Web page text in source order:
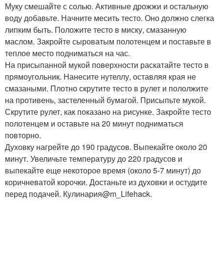
Муку смешайте с солью. Активные дрожжи и остальную
воду добавьте. Начните месить тесто. Оно должно слегка
липким быть. Положите тесто в миску, смазанную
маслом. Закройте сыроватым полотенцем и поставьте в
теплое место подниматься на час.
На присыпанной мукой поверхности раскатайте тесто в
прямоугольник. Нанесите нутеллу, оставляя края не
смазаными. Плотно скрутите тесто в рулет и пололжите
на противень, застеленный бумагой. Присыпьте мукой.
Скрутите рулет, как показано на рисунке. Закройте тесто
полотенцем и оставьте на 20 минут подниматься
повторно.
Духовку нагрейте до 190 градусов. Выпекайте около 20
минут. Увеличьте температуру до 220 градусов и
выпекайте еще некоторое время (около 5-7 минут) до
коричневатой корочки. Достаньте из духовки и остудите
перед подачей. Кулинария@m_Lifehack.